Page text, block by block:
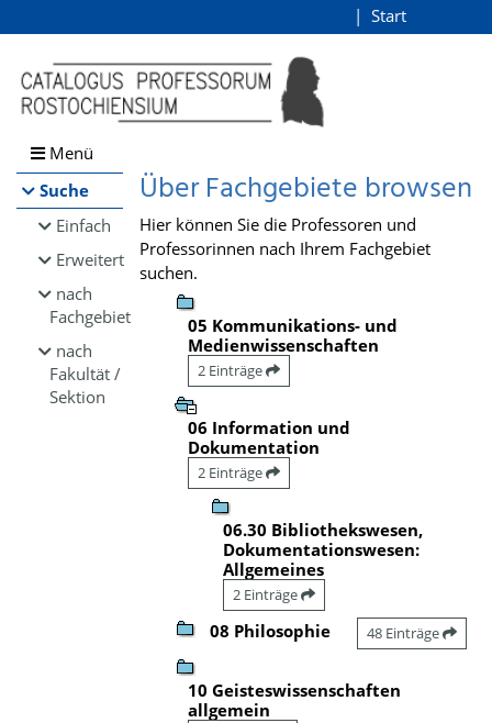
Browsen
direkt zum Inhalt
Start
Menü
Suche
Einfach
Erweitert
nach
Fachgebiet
nach
Fakultät /
Sektion
Über Fachgebiete browsen
Hier können Sie die Professoren und
Professorinnen nach Ihrem Fachgebiet
suchen.
05 Kommunikations- und
Medienwissenschaften
2 Einträge
06 Information und
Dokumentation
2 Einträge
06.30 Bibliothekswesen,
Dokumentationswesen:
Allgemeines
2 Einträge
08 Philosophie 48 Einträge
10 Geisteswissenschaften
allgemein